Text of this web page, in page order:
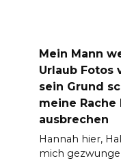
Mein Mann
Urlaub Fotos
sein Grund
meine
ausbrechen
Hannah hier,
mich